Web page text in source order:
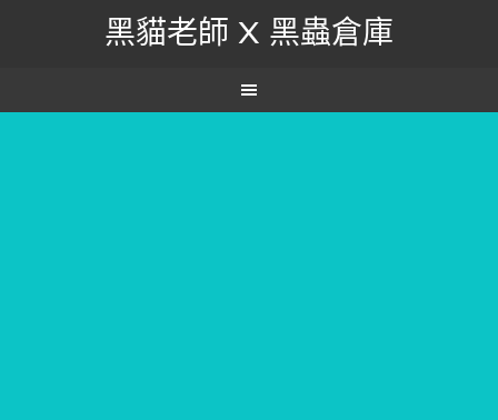
黑貓老師 X 黑蟲倉庫